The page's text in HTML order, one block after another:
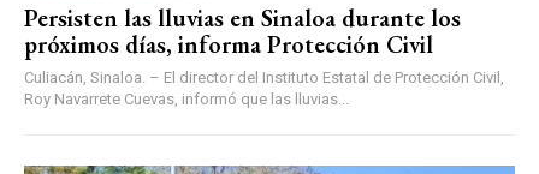
Persisten las lluvias en Sinaloa durante los
próximos días, informa Protección Civil
Culiacán, Sinaloa. – El director del Instituto Estatal de Protección Civil,
Roy Navarrete Cuevas, informó que las lluvias...